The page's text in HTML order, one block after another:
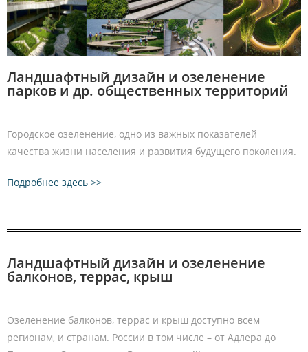
Ландшафтный дизайн и озеленение
парков и др. общественных территорий
Городское озеленение, одно из важных показателей
качества жизни населения и развития будущего поколения.
Подробнее здесь >>
Ландшафтный дизайн и озеленение
балконов, террас, крыш
Озеленение балконов, террас и крыш доступно всем
регионам, и странам. России в том числе – от Адлера до